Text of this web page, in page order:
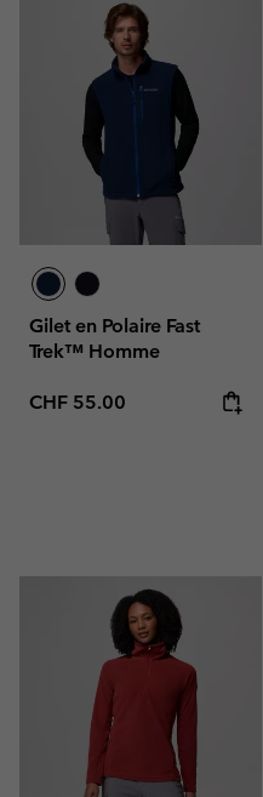
Gilet en Polaire Fast
Trek™ Homme
Regular price:
CHF 55.00